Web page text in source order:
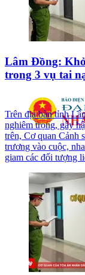
Lâm Đồng:
trong 3 vụ tai
Trên địa bàn tỉnh
nghiêm trọng, gây
trên, Cơ quan Cảnh
trương vào cuộc,
giam các đối tượng